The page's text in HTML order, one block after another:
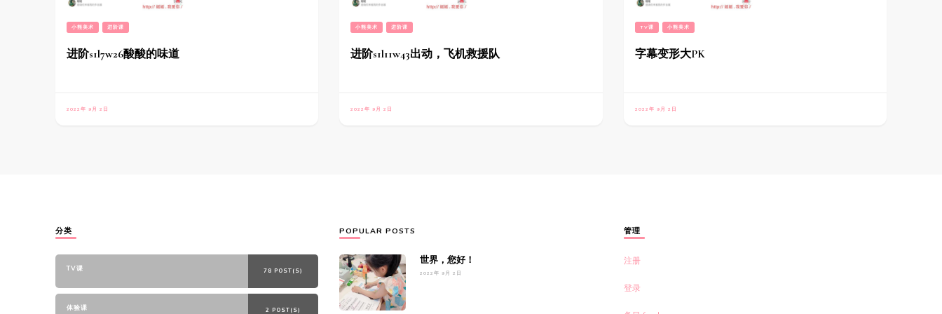
小熊美术 进阶课
进阶s1l7w26酸酸的味道
2022年 9月 2日
小熊美术 进阶课
进阶s1l11w43出动，飞机救援队
2022年 9月 2日
TV课 小熊美术
字幕变形大PK
2022年 9月 2日
分类
TV课 78 POST(S)
体验课 2 POST(S)
POPULAR POSTS
世界，您好！
2022年 9月 2日
管理
注册
登录